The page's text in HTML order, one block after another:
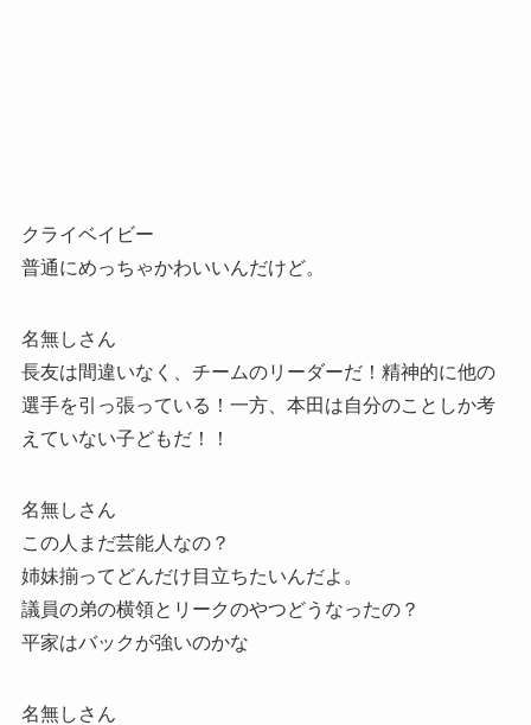
クライベイビー
普通にめっちゃかわいいんだけど。
名無しさん
長友は間違いなく、チームのリーダーだ！精神的に他の
選手を引っ張っている！一方、本田は自分のことしか考
えていない子どもだ！！
名無しさん
この人まだ芸能人なの？
姉妹揃ってどんだけ目立ちたいんだよ。
議員の弟の横領とリークのやつどうなったの？
平家はバックが強いのかな
名無しさん